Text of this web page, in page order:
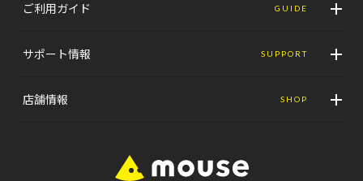
ご利用ガイド GUIDE
サポート情報 SUPPORT
店舗情報 SHOP